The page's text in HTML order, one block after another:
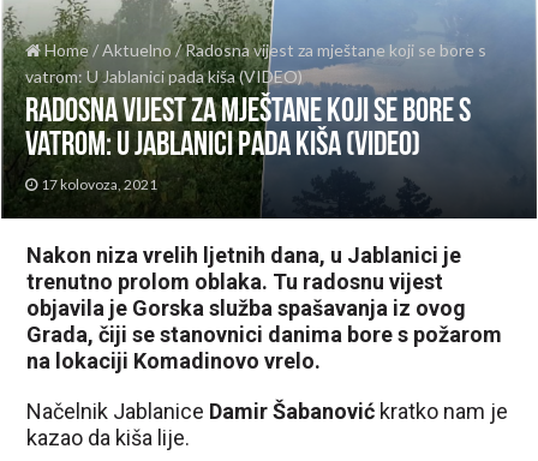
Home/Aktuelno /Radosna vijest za mještane koji se bore s
vatrom: U Jablanici pada kiša (VIDEO)
Radosna vijest za mještane koji se bore s
vatrom: U Jablanici pada kiša (VIDEO)
17 kolovoza, 2021
Nakon niza vrelih ljetnih dana, u Jablanici je
trenutno prolom oblaka. Tu radosnu vijest
objavila je Gorska služba spašavanja iz ovog
Grada, čiji se stanovnici danima bore s požarom
na lokaciji Komadinovo vrelo.
Načelnik Jablanice Damir Šabanović kratko nam je
kazao da kiša lije.